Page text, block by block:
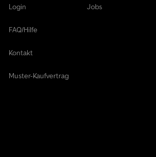
Login
FAQ/Hilfe
Kontakt
Muster-Kaufvertrag
Jobs